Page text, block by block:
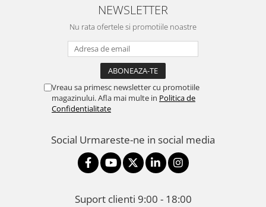
NEWSLETTER
Nu rata ofertele si promotiile noastre
Vreau sa primesc newsletter cu promotiile
magazinului. Afla mai multe in Politica de
Confidentialitate
Social Urmareste-ne in social media
Suport clienti 9:00 - 18:00